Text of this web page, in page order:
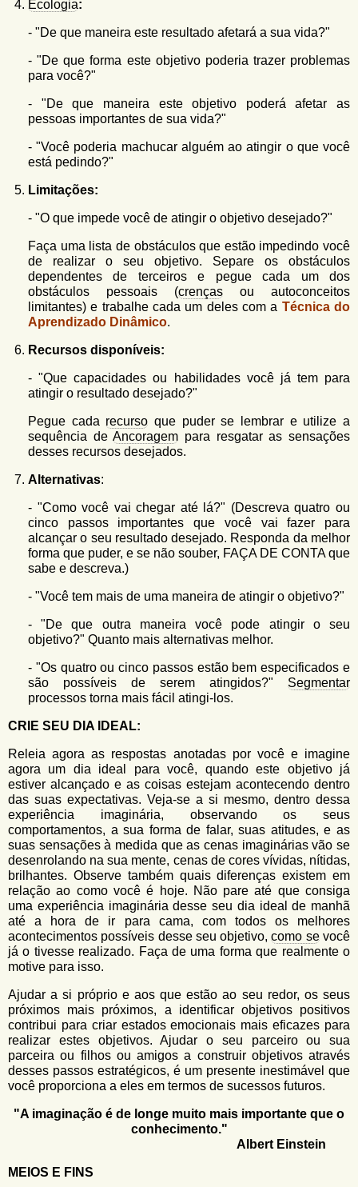
Ecologia:
- "De que maneira este resultado afetará a sua vida?"
- "De que forma este objetivo poderia trazer problemas
para você?"
- "De que maneira este objetivo poderá afetar as
pessoas importantes de sua vida?"
- "Você poderia machucar alguém ao atingir o que você
está pedindo?"
Limitações:
- "O que impede você de atingir o objetivo desejado?"
Faça uma lista de obstáculos que estão impedindo você
de realizar o seu objetivo. Separe os obstáculos
dependentes de terceiros e pegue cada um dos
obstáculos pessoais (crenças ou autoconceitos
limitantes) e trabalhe cada um deles com a Técnica do
Aprendizado Dinâmico.
Recursos disponíveis:
- "Que capacidades ou habilidades você já tem para
atingir o resultado desejado?"
Pegue cada recurso que puder se lembrar e utilize a
sequência deAncoragem para resgatar as sensações
desses recursos desejados.
Alternativas:
- "Como você vai chegar até lá?" (Descreva quatro ou
cinco passos importantes que você vai fazer para
alcançar o seu resultado desejado. Responda da melhor
forma que puder, e se não souber, FAÇA DE CONTA que
sabe e descreva.)
- "Você tem mais de uma maneira de atingir o objetivo?"
- "De que outra maneira você pode atingir o seu
objetivo?" Quanto mais alternativas melhor.
- "Os quatro ou cinco passos estão bem especificados e
são possíveis de serem atingidos?" Segmentar
processos torna mais fácil atingi-los.
CRIE SEU DIA IDEAL:
Releia agora as respostas anotadas por você e imagine
agora um dia ideal para você, quando este objetivo já
estiver alcançado e as coisas estejam acontecendo dentro
das suas expectativas. Veja-se a si mesmo, dentro dessa
experiência imaginária, observando os seus
comportamentos, a sua forma de falar, suas atitudes, e as
suas sensações à medida que as cenas imaginárias vão se
desenrolando na sua mente, cenas de cores vívidas, nítidas,
brilhantes. Observe também quais diferenças existem em
relação ao como você é hoje. Não pare até que consiga
uma experiência imaginária desse seu dia ideal de manhã
até a hora de ir para cama, com todos os melhores
acontecimentos possíveis desse seu objetivo,como sevocê
já o tivesse realizado. Faça de uma forma que realmente o
motive para isso.
Ajudar a si próprio e aos que estão ao seu redor, os seus
próximos mais próximos, a identificar objetivos positivos
contribui para criar estados emocionais mais eficazes para
realizar estes objetivos. Ajudar o seu parceiro ou sua
parceira ou filhos ou amigos a construir objetivos através
desses passos estratégicos, é um presente inestimável que
você proporciona a eles em termos de sucessos futuros.
"A imaginação é de longe muito mais importante que o
conhecimento."
Albert Einstein
MEIOS E FINS